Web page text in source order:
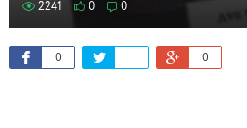
2241 0 0
0 0